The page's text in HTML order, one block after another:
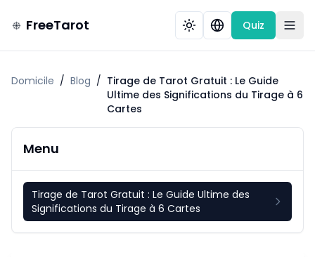
FreeTarot Quiz
Domicile / Blog / Tirage de Tarot Gratuit : Le Guide
Ultime des Significations du Tirage à 6
Cartes
Menu
Tirage de Tarot Gratuit : Le Guide Ultime des
Significations du Tirage à 6 Cartes